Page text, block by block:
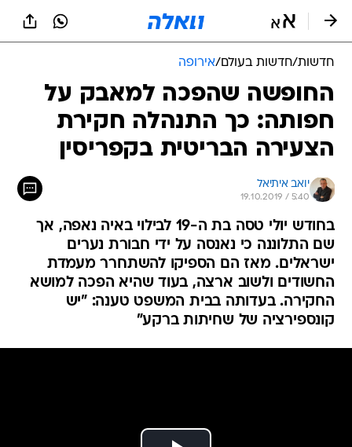
חדשות/חדשות בעולם/אירופה
החופשה שהפכה למאבק על
חפותה: כך התנהלה חקירת
הצעירה הבריטית בקפריסין
יואב איתיאל
19.10.2019 / 5:40
בחודש יולי טסה בת ה-19 לבילוי באיה נאפה, אך
שם התלוננה כי נאנסה על ידי חבורת נערים
ישראלים. מאז הם הספיקו להשתחרר מעמדת
החשודים ולשוב ארצה, בעוד שהיא הפכה למושא
החקירה. בעדותה בבית המשפט טענה: "יש
קונספירציה של שחיתות ברקע"